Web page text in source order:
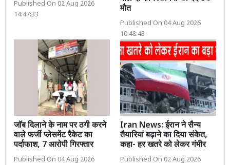
Published On 02 Aug 2026
14:47:33
मौत
Published On 04 Aug 2026
10:48:43
जॉब दिलाने के नाम पर ठगी करने
वाले फर्जी प्लेसमेंट रैकेट का
पर्दाफाश, 7 आरोपी गिरफ्तार
Published On 04 Aug 2026
Iran News: ईरान ने सैन्य
तैयारियां बढ़ाने का दिया संकेत,
कहा- हर खतरे को लेकर गंभीर
Published On 02 Aug 2026